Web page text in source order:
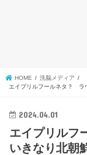
HOME
洗脳メディア
エイプリルフールネタ？ ラ
2024.04.01
エイプリルフ
いきなり北朝